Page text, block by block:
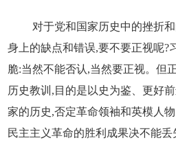
对于党和国家历史中的挫折
身上的缺点和错误,要不要正视呢?
脆:当然不能否认,当然要正视。但
历史教训,目的是以史为鉴、更好
家的历史,否定革命领袖和英模人
民主主义革命的胜利成果决不能